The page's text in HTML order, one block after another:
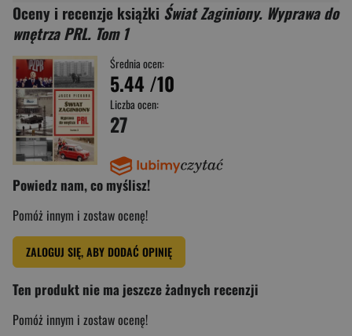
Oceny i recenzje książki Świat Zaginiony. Wyprawa do
wnętrza PRL. Tom 1
Średnia ocen:
5.44 /10
Liczba ocen:
27
Powiedz nam, co myślisz!
Pomóż innym i zostaw ocenę!
ZALOGUJ SIĘ, ABY DODAĆ OPINIĘ
Ten produkt nie ma jeszcze żadnych recenzji
Pomóż innym i zostaw ocenę!